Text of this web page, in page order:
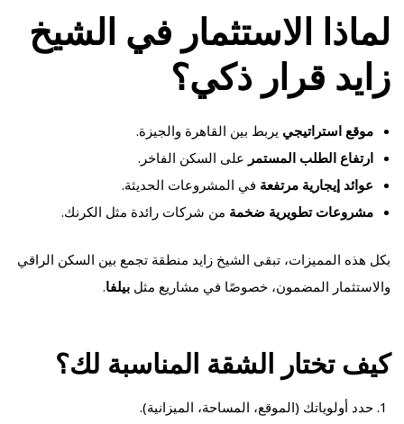
لماذا الاستثمار في الشيخ
زايد قرار ذكي؟
موقع استراتيجي يربط بين القاهرة والجيزة.
ارتفاع الطلب المستمر على السكن الفاخر.
عوائد إيجارية مرتفعة في المشروعات الحديثة.
مشروعات تطويرية ضخمة من شركات رائدة مثل الكرنك.
بكل هذه المميزات، تبقى الشيخ زايد منطقة تجمع بين السكن الراقي
والاستثمار المضمون، خصوصًا في مشاريع مثل بيلفا.
كيف تختار الشقة المناسبة لك؟
حدد أولوياتك (الموقع، المساحة، الميزانية).